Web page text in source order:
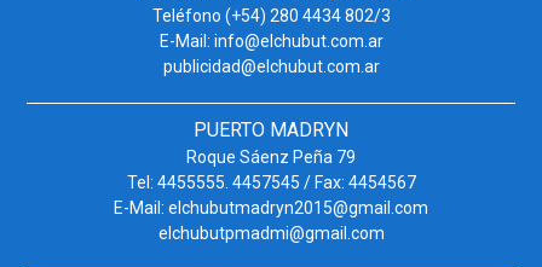
Teléfono (+54) 280 4434 802/3
E-Mail: info@elchubut.com.ar
publicidad@elchubut.com.ar
PUERTO MADRYN
Roque Sáenz Peña 79
Tel: 4455555. 4457545 / Fax: 4454567
E-Mail: elchubutmadryn2015@gmail.com
elchubutpmadmi@gmail.com